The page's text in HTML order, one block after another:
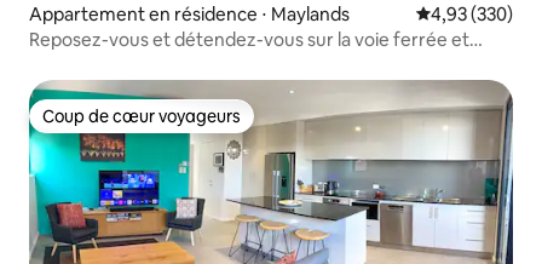
Appartement en résidence ⋅ Maylands Évaluation
4,93 (330)
Reposez-vous et détendez-vous sur la voie ferrée et
Coup de cœur voyageurs
Coup de cœur voyageurs